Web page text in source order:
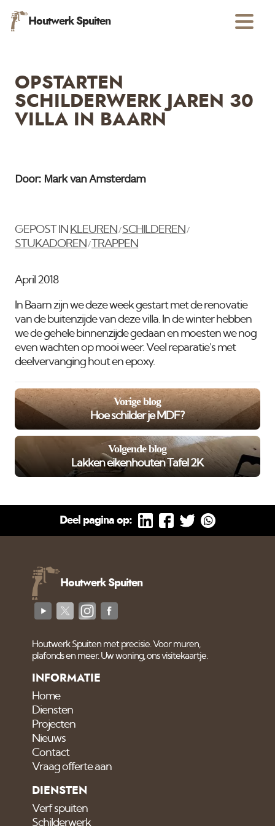
Houtwerk Spuiten
OPSTARTEN
SCHILDERWERK JAREN 30
VILLA IN BAARN
Door: Mark van Amsterdam
GEPOST IN KLEUREN /SCHILDEREN /
STUKADOREN / TRAPPEN
April 2018
In Baarn zijn we deze week gestart met de renovatie
van de buitenzijde van deze villa. In de winter hebben
we de gehele binnenzijde gedaan en moesten we nog
even wachten op mooi weer. Veel reparatie's met
deelvervanging hout en epoxy.
Vorige blog
Hoe schilder je MDF?
Volgende blog
Lakken eikenhouten Tafel 2K
Deel pagina op:
Houtwerk Spuiten
Houtwerk Spuiten met precisie. Voor muren,
plafonds en meer. Uw woning, ons visitekaartje.
INFORMATIE
Home
Diensten
Projecten
Nieuws
Contact
Vraag offerte aan
DIENSTEN
Verf spuiten
Schilderwerk